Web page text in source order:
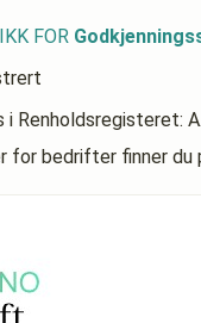
FOR
i Renholdsregisteret:
for bedrifter finner du